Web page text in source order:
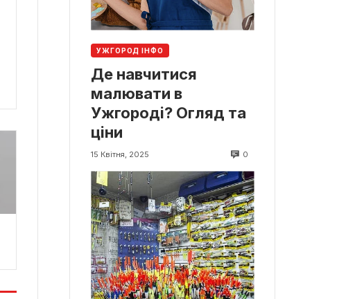
УЖГОРОД ІНФО
Де навчитися
малювати в
Ужгороді? Огляд та
ціни
15 Квітня, 2025 0